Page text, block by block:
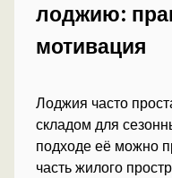
лоджию:
мотивация
Лоджия часто
складом для
подходе её можно
часть жилого